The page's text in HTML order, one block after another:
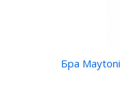
Бра